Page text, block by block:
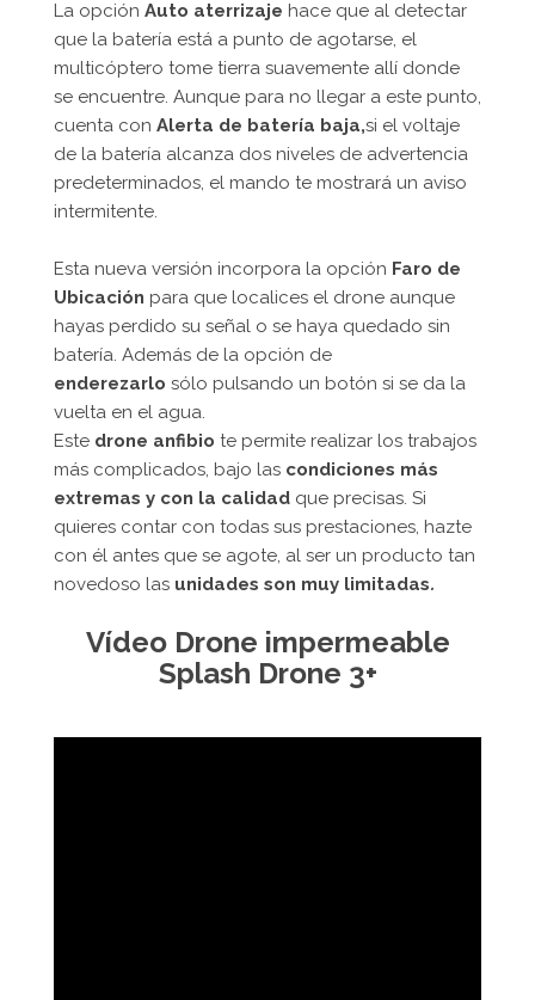
La opción Auto aterrizaje hace que al detectar
que la batería está a punto de agotarse, el
multicóptero tome tierra suavemente allí donde
se encuentre. Aunque para no llegar a este punto,
cuenta con Alerta de batería baja,si el voltaje
de la batería alcanza dos niveles de advertencia
predeterminados, el mando te mostrará un aviso
intermitente.
Esta nueva versión incorpora la opción Faro de
Ubicación para que localices el drone aunque
hayas perdido su señal o se haya quedado sin
batería. Además de la opción de
enderezarlo sólo pulsando un botón si se da la
vuelta en el agua.
Este drone anfibio te permite realizar los trabajos
más complicados, bajo las condiciones más
extremas y con la calidad que precisas. Si
quieres contar con todas sus prestaciones, hazte
con él antes que se agote, al ser un producto tan
novedoso las unidades son muy limitadas.
Vídeo Drone impermeable
Splash Drone 3+